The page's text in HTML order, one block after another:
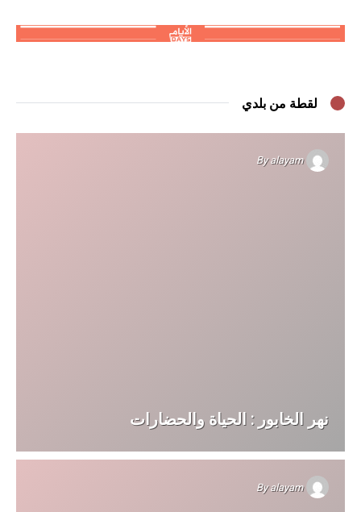
لقطة من بلدي
Byalayam
نهر الخابور : الحياة والحضارات
Byalayam